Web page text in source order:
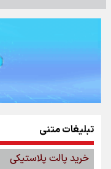
تبلیغات متنی
خرید پالت پلاستیکی